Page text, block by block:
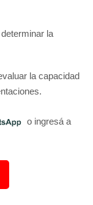
la
la capacidad
o ingresá a